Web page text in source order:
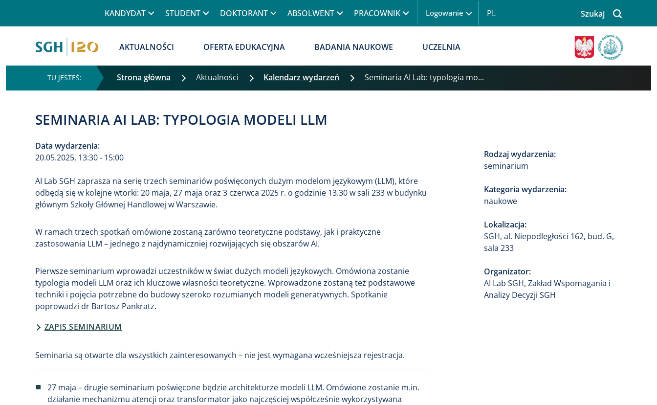
KANDYDAT STUDENT DOKTORANT ABSOLWENT PRACOWNIK Menu logowanie
Logowanie PL
Szukaj
AKTUALNOŚCI
OFERTA EDUKACYJNA BADANIA NAUKOWE UCZELNIA
Obraz
Strona główna Aktualności Kalendarz wydarzeń Seminaria AI Lab: typologia mo...
SEMINARIA AI LAB: TYPOLOGIA MODELI LLM
Data wydarzenia:
20.05.2025, 13:30 - 15:00
AI Lab SGH zaprasza na serię trzech seminariów poświęconych dużym modelom językowym (LLM), które
odbędą się w kolejne wtorki: 20 maja, 27 maja oraz 3 czerwca 2025 r. o godzinie 13.30 w sali 233 w budynku
głównym Szkoły Głównej Handlowej w Warszawie.
W ramach trzech spotkań omówione zostaną zarówno teoretyczne podstawy, jak i praktyczne
zastosowania LLM – jednego z najdynamiczniej rozwijających się obszarów AI.
Pierwsze seminarium wprowadzi uczestników w świat dużych modeli językowych. Omówiona zostanie
typologia modeli LLM oraz ich kluczowe własności teoretyczne. Wprowadzone zostaną też podstawowe
techniki i pojęcia potrzebne do budowy szeroko rozumianych modeli generatywnych. Spotkanie
poprowadzi dr Bartosz Pankratz.
ZAPIS SEMINARIUM
Seminaria są otwarte dla wszystkich zainteresowanych – nie jest wymagana wcześniejsza rejestracja.
27 maja – drugie seminarium poświęcone będzie architekturze modeli LLM. Omówione zostanie m.in.
działanie mechanizmu atencji oraz transformator jako najczęściej współcześnie wykorzystywana
Rodzaj wydarzenia:
seminarium
Kategoria wydarzenia:
naukowe
Lokalizacja:
SGH, al. Niepodległości 162, bud. G,
sala 233
Organizator:
AI Lab SGH, Zakład Wspomagania i
Analizy Decyzji SGH